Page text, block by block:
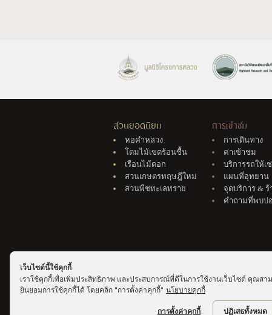
สวนยอดนิยม
หอคำหลวง
โดมไม้เขตร้อนชื้น
เรือนไม้ดอก
สวนเกษตรทฤษฎีใหม่
สวนพืชทะเลทราย
การเข้าชม
การเดินทาง
ค่าเข้าชม
บริการรถให้เ
แผนที่อุทยาน
จุดบริการ & ร้
คำถามที่พบบ่
เว็บไซต์นี้ใช้คุกกี้
เราใช้คุกกี้เพื่อเพิ่มประสิทธิภาพ และประสบการณ์ที่ดีในการใช้งานเว็บไซต์ คุณสา
ยินยอมการใช้คุกกี้ได้ โดยคลิก "การตั้งค่าคุกกี้" นโยบายคุกกี้
ปฏิเสธทั้งหมด
การตั้งค่าคุกกี้